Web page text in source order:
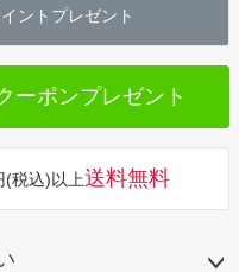
ントプレゼント
ーポンプレゼント
税込)以上送料無料